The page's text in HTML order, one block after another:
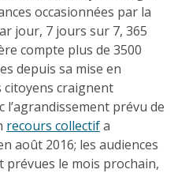
occasionnées par la
jour, 7 jours sur 7, 365
compte plus de 3500
depuis sa mise en
citoyens craignent
l’agrandissement prévu de
recours collectifa
août 2016; les audiences
prévues le mois prochain,